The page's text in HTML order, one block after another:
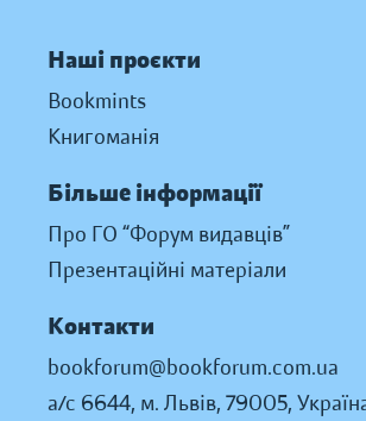
Наші проєкти
Bookmints
Книгоманія
Більше інформації
Про ГО “Форум видавців”
Презентаційні матеріали
Контакти
bookforum@bookforum.com.ua
а/с 6644, м. Львів, 79005,